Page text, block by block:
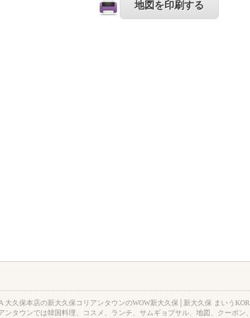
地図を印刷する
大久保本店の新大久保コリアンタウンのWOW新大久保│新大久保 まいう
ンタウンでは韓国料理、コスメ、ランチ、サムギョプサル、地図、クーポン